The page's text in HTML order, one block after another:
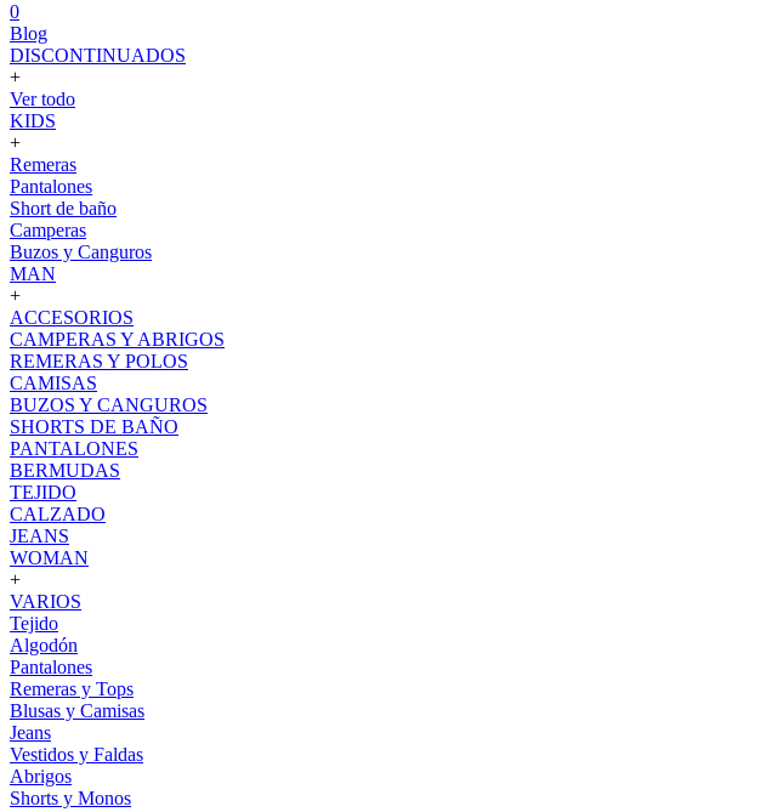
0
Blog
DISCONTINUADOS
+
Ver todo
KIDS
+
Remeras
Pantalones
Short de baño
Camperas
Buzos y Canguros
MAN
+
ACCESORIOS
CAMPERAS Y ABRIGOS
REMERAS Y POLOS
CAMISAS
BUZOS Y CANGUROS
SHORTS DE BAÑO
PANTALONES
BERMUDAS
TEJIDO
CALZADO
JEANS
WOMAN
+
VARIOS
Tejido
Algodón
Pantalones
Remeras y Tops
Blusas y Camisas
Jeans
Vestidos y Faldas
Abrigos
Shorts y Monos